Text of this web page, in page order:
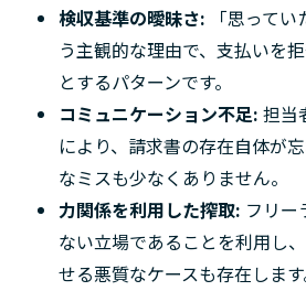
検収基準の曖昧さ: 「思って
う主観的な理由で、支払いを
とするパターンです。
コミュニケーション不足: 担当
により、請求書の存在自体が
なミスも少なくありません。
力関係を利用した搾取: フリー
ない立場であることを利用し
せる悪質なケースも存在します